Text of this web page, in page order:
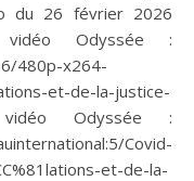
du 26 février 2026
Odyssée :
480p-x264-
et-de-la-justice-
Odyssée :
Covid-
et-de-la-